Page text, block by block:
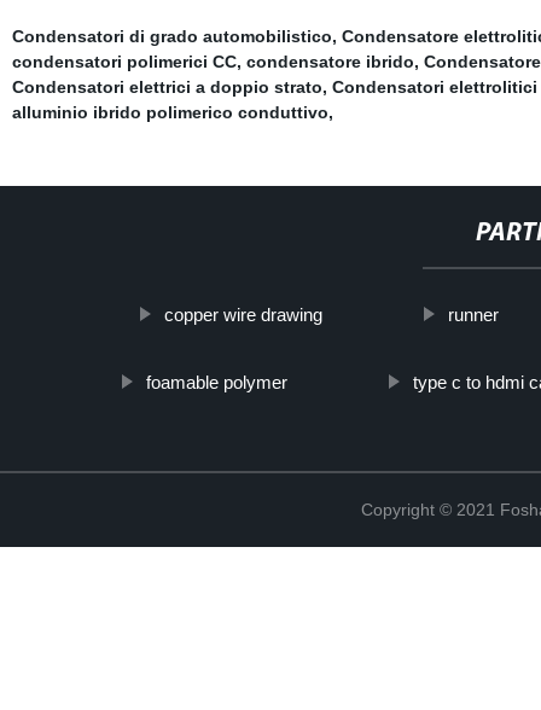
Condensatori di grado automobilistico, Condensatore
condensatori polimerici CC, condensatore ibrido,
Condensatori elettrici a doppio strato, Condensatori
alluminio ibrido polimerico conduttivo,
copper wire drawing runner
foamable polymer type c to hdmi
Copyright © 2021